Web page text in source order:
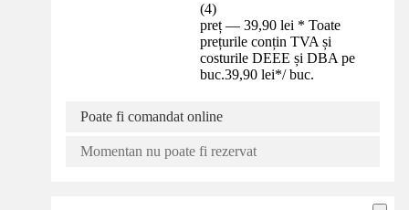
(4)
preț — 39,90 lei * Toate
prețurile conțin TVA și
costurile DEEE și DBA pe
buc.39,90 lei*/ buc.
Poate fi comandat online
Momentan nu poate fi rezervat